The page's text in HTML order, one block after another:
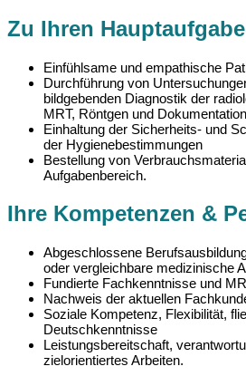
Zu Ihren
Einfühlsame und empathische
Durchführung von
bildgebenden Diagnostik der
MRT, Röntgen und Dokumentation
Einhaltung der Sicherheits- und
der Hygienebestimmungen
Bestellung von
Aufgabenbereich.
Ihre Kompetenzen &
Abgeschlossene
oder vergleichbare medizinische
Fundierte Fachkenntnisse und
Nachweis der aktuellen
Soziale Kompetenz, Flexibilität,
Deutschkenntnisse
Leistungsbereitschaft,
zielorientiertes Arbeiten.